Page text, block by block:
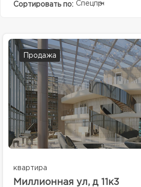
Сортировать по: Спецпредолжение
Продажа
квартира
Миллионная ул, д 11к3